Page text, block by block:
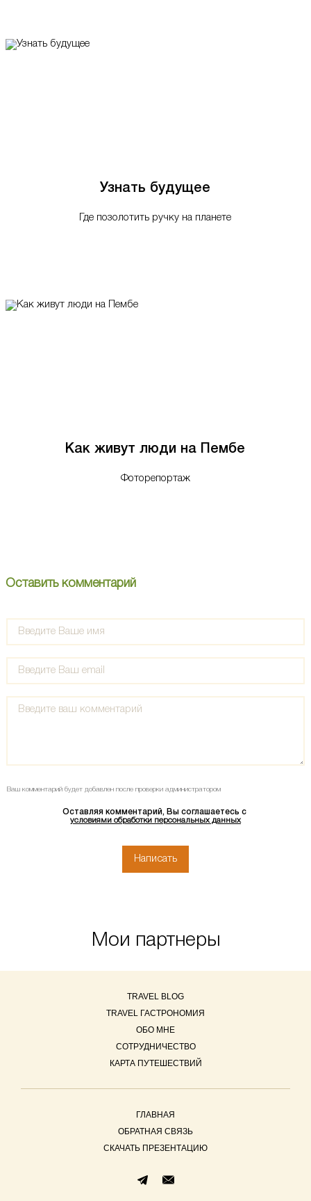
Узнать будущее
Где позолотить ручку на планете
Как живут люди на Пембе
Фоторепортаж
Оставить комментарий
Ваш комментарий будет добавлен после проверки администратором
Оставляя комментарий, Вы соглашаетесь с
условиями обработки персональных данных
Мои партнеры
TRAVEL BLOG
TRAVEL ГАСТРОНОМИЯ
ОБО МНЕ
СОТРУДНИЧЕСТВО
КАРТА ПУТЕШЕСТВИЙ
ГЛАВНАЯ
ОБРАТНАЯ СВЯЗЬ
СКАЧАТЬ ПРЕЗЕНТАЦИЮ